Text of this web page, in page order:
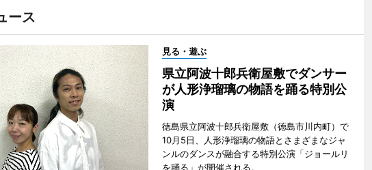
ース
見る・遊ぶ
県立阿波十郎兵衛屋敷でダンサー
が人形浄瑠璃の物語を踊る特別公
演
徳島県立阿波十郎兵衛屋敷（徳島市川内町）で
10月5日、人形浄瑠璃の物語とさまざまなジャ
ンルのダンスが融合する特別公演「ジョールリ
を踊る」が開催される。